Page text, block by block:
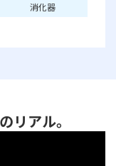
消化器
リアル。